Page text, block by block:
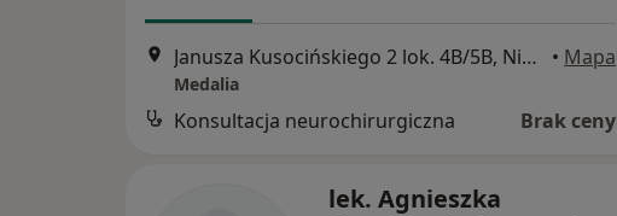
Janusza Kusocińskiego 2 lok. 4B/5B, Niemcz • Mapa
Medalia
Konsultacja neurochirurgiczna Brak ceny
lek. Agnieszka